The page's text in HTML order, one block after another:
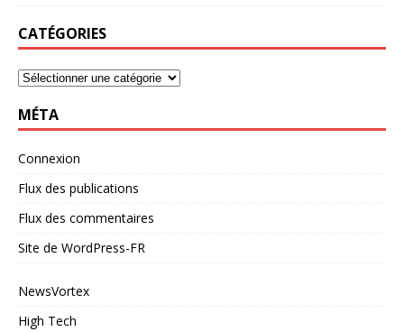
CATÉGORIES
MÉTA
Connexion
Flux des publications
Flux des commentaires
Site de WordPress-FR
NewsVortex
High Tech